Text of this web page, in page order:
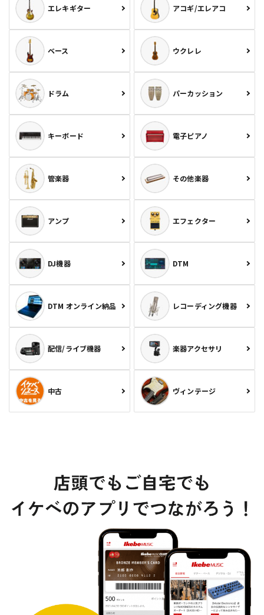
エレキギター アコギ/エレアコ
ベース ウクレレ
ドラム パーカッション
キーボード 電子ピアノ
管楽器 その他楽器
アンプ エフェクター
DJ機器 DTM
DTM オンライン納品 レコーディング機器
配信/ライブ機器 楽器アクセサリ
中古 ヴィンテージ